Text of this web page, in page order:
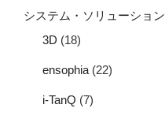
システム・ソリューション
3D (18)
ensophia (22)
i-TanQ (7)